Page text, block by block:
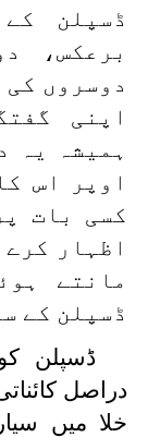
ڈسپلن
برعکس،
دوسروں
اپنی
ہمیشہ یہ
اوپر اس
کسی بات
اظہار
مانتے
ڈسپلن کے
ڈسپلن
دراصل
خلا میں